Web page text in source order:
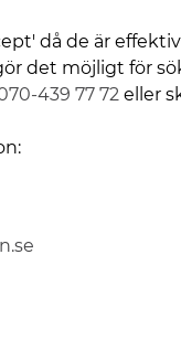
då de är
det möjligt för
439 77 72 eller